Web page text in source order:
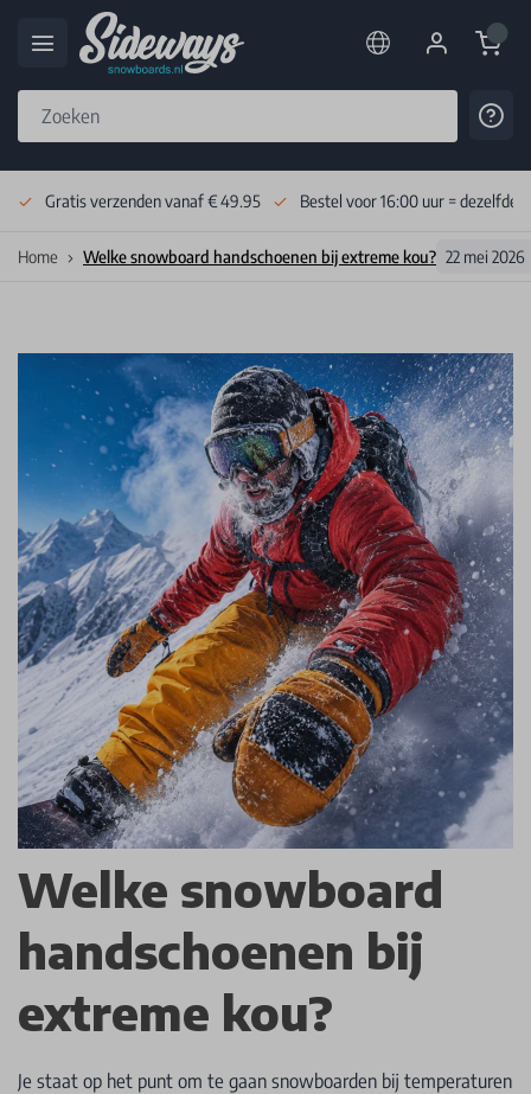
Cart
Gratis verzenden vanaf € 49.95 Bestel voor 16:00 uur = dezelfde
Home Welke snowboard handschoenen bij extreme kou? 22 mei 2026
Welke snowboard
handschoenen bij
extreme kou?
Je staat op het punt om te gaan snowboarden bij temperaturen